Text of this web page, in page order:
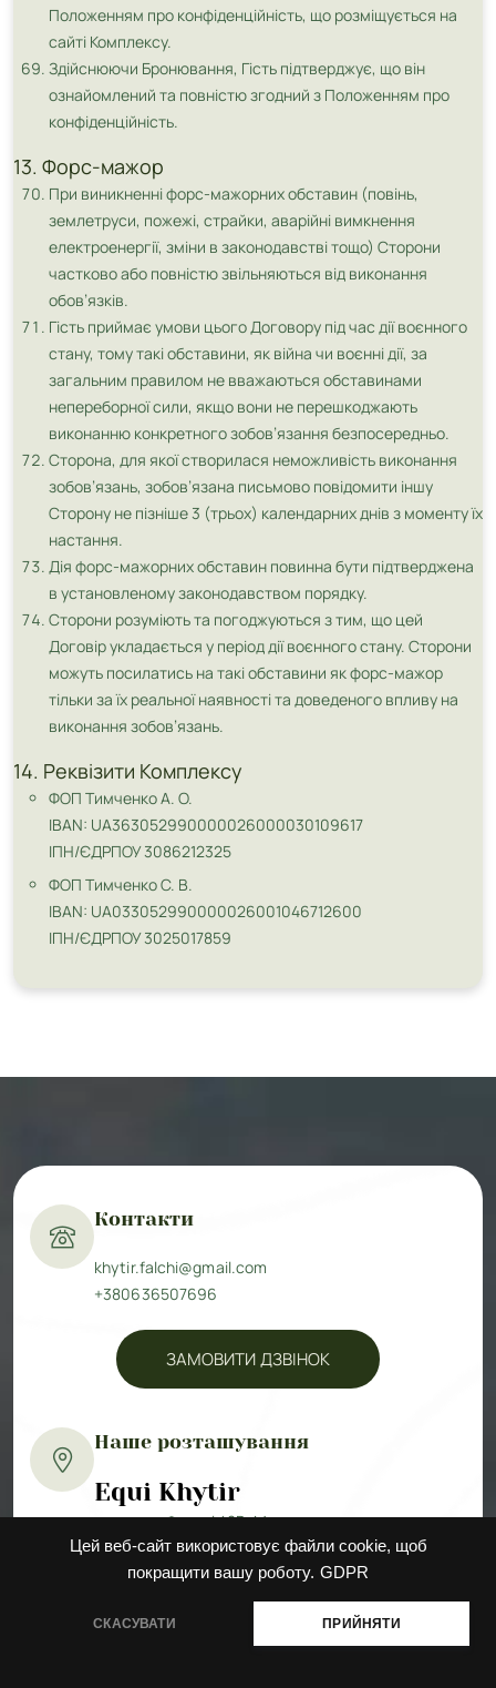
Цей веб-сайт використовує файли cookie, щоб
покращити вашу роботу. GDPR
СКАСУВАТИ ПРИЙНЯТИ
Положенням про конфіденційність, що розміщується на
сайті Комплексу.
Здійснюючи Бронювання, Гість підтверджує, що він
ознайомлений та повністю згодний з Положенням про
конфіденційність.
13. Форс-мажор
При виникненні форс-мажорних обставин (повінь,
землетруси, пожежі, страйки, аварійні вимкнення
електроенергії, зміни в законодавстві тощо) Сторони
частково або повністю звільняються від виконання
обов’язків.
Гість приймає умови цього Договору під час дії воєнного
стану, тому такі обставини, як війна чи воєнні дії, за
загальним правилом не вважаються обставинами
непереборної сили, якщо вони не перешкоджають
виконанню конкретного зобов’язання безпосередньо.
Сторона, для якої створилася неможливість виконання
зобов’язань, зобов’язана письмово повідомити іншу
Сторону не пізніше 3 (трьох) календарних днів з моменту їх
настання.
Дія форс-мажорних обставин повинна бути підтверджена
в установленому законодавством порядку.
Сторони розуміють та погоджуються з тим, що цей
Договір укладається у період дії воєнного стану. Сторони
можуть посилатись на такі обставини як форс-мажор
тільки за їх реальної наявності та доведеного впливу на
виконання зобов’язань.
14. Реквізити Комплексу
ФОП Тимченко А. О.
IBAN: UA363052990000026000030109617
ІПН/ЄДРПОУ 3086212325
ФОП Тимченко С. В.
IBAN: UA033052990000026001046712600
ІПН/ЄДРПОУ 3025017859
Контакти
khytir.falchi@gmail.com
+380636507696
ЗАМОВИТИ ДЗВІНОК
Наше розташування
Equi Khytir
провулок Фальчі 42B, Микуличин
Прокласти маршрут
EquiLis
Ясногородка, Київська область